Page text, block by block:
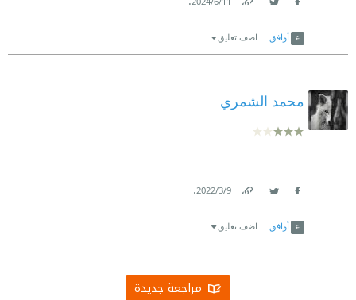
أوافق اضف تعليق
محمد الشمري
9‏/3‏/2022
.
أوافق اضف تعليق
مراجعة جديدة